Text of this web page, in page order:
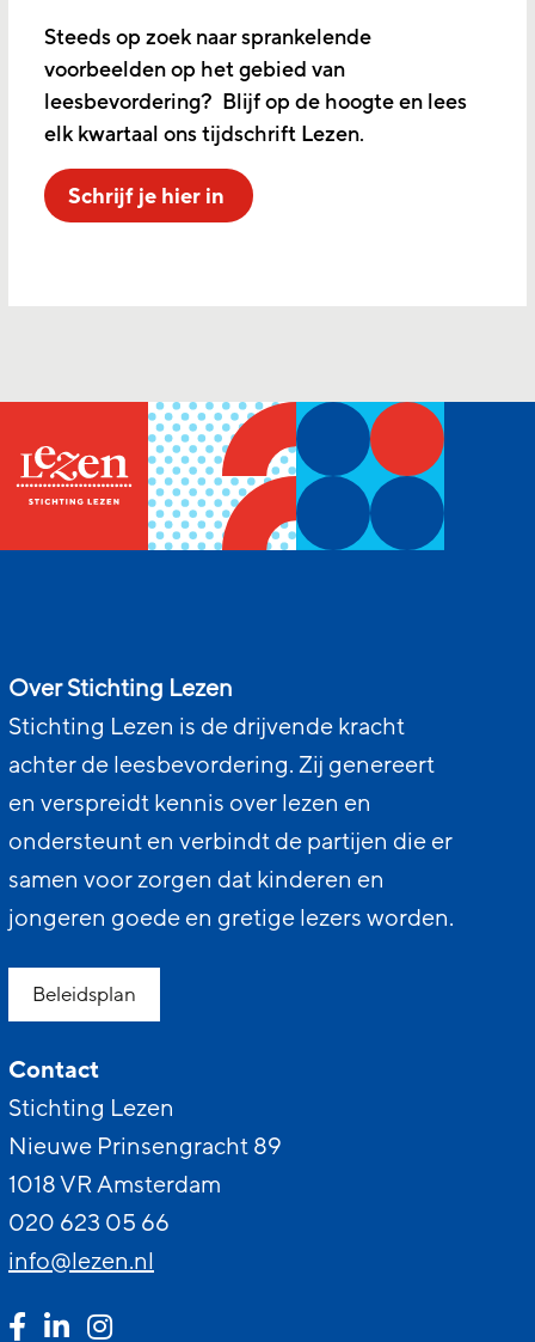
Steeds op zoek naar sprankelende
voorbeelden op het gebied van
leesbevordering? Blijf op de hoogte en lees
elk kwartaal ons tijdschrift Lezen.
Schrijf je hier in
Over Stichting Lezen
Stichting Lezen is de drijvende kracht
achter de leesbevordering. Zij genereert
en verspreidt kennis over lezen en
ondersteunt en verbindt de partijen die er
samen voor zorgen dat kinderen en
jongeren goede en gretige lezers worden.
Beleidsplan
Contact
Stichting Lezen
Nieuwe Prinsengracht 89
1018 VR Amsterdam
020 623 05 66
info@lezen.nl